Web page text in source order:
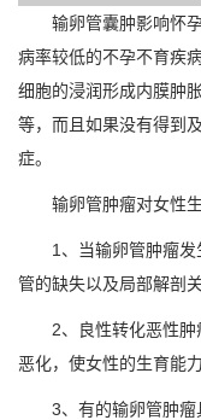
输卵管囊肿影响怀孕
病率较低的不孕不育疾
细胞的浸润形成内膜肿
等，而且如果没有得到
症。
输卵管肿瘤对女性生
1、当输卵管肿瘤发
管的缺失以及局部解剖
2、良性转化恶性肿
恶化，使女性的生育能
3、有的输卵管肿瘤具